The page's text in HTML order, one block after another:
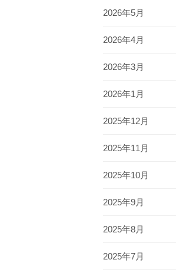
2026年5月
2026年4月
2026年3月
2026年1月
2025年12月
2025年11月
2025年10月
2025年9月
2025年8月
2025年7月